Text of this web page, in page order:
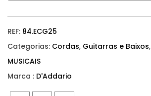
REF: 84.ECG25
Categorias: Cordas, Guitarras e Baixos,
MUSICAIS
Marca : D'Addario